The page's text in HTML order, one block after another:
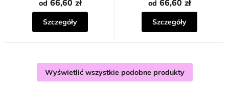
od 66,60 zł
Szczegóły
od 66,60 zł
Szczegóły
Wyświetlić wszystkie podobne produkty